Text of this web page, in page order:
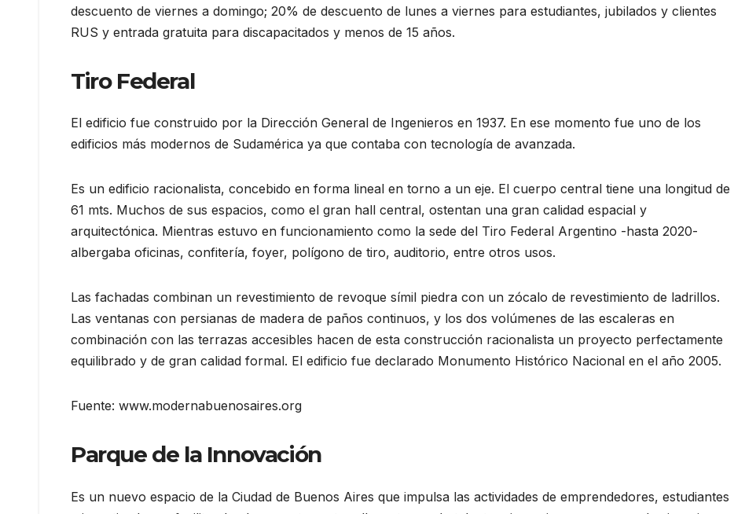
descuento de viernes a domingo; 20% de descuento de lunes a viernes para estudiantes, jubilados y clientes
RUS y entrada gratuita para discapacitados y menos de 15 años.
Tiro Federal
El edificio fue construido por la Dirección General de Ingenieros en 1937. En ese momento fue uno de los
edificios más modernos de Sudamérica ya que contaba con tecnología de avanzada.
Es un edificio racionalista, concebido en forma lineal en torno a un eje. El cuerpo central tiene una longitud de
61 mts. Muchos de sus espacios, como el gran hall central, ostentan una gran calidad espacial y
arquitectónica. Mientras estuvo en funcionamiento como la sede del Tiro Federal Argentino -hasta 2020-
albergaba oficinas, confitería, foyer, polígono de tiro, auditorio, entre otros usos.
Las fachadas combinan un revestimiento de revoque símil piedra con un zócalo de revestimiento de ladrillos.
Las ventanas con persianas de madera de paños continuos, y los dos volúmenes de las escaleras en
combinación con las terrazas accesibles hacen de esta construcción racionalista un proyecto perfectamente
equilibrado y de gran calidad formal. El edificio fue declarado Monumento Histórico Nacional en el año 2005.
Fuente: www.modernabuenosaires.org
Parque de la Innovación
Es un nuevo espacio de la Ciudad de Buenos Aires que impulsa las actividades de emprendedores, estudiantes